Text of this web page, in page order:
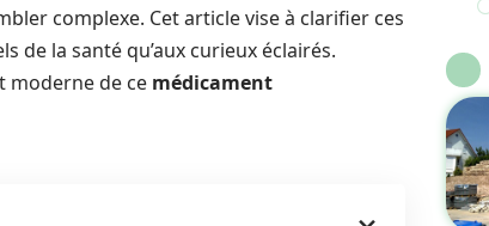
complexe. Cet article vise à clarifier ces
de la santé qu’aux curieux éclairés.
moderne de ce médicament